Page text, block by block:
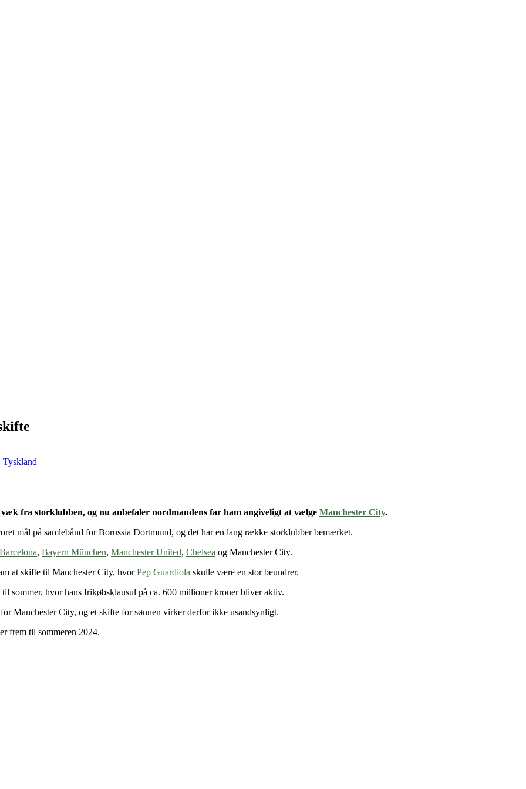
Tyskland
fra storklubben, og nu anbefaler nordmandens far ham angiveligt at vælge Manchester City.
mål på samlebånd for Borussia Dortmund, og det har en lang række storklubber bemærket.
, Bayern München, Manchester United, Chelsea og Manchester City.
at skifte til Manchester City, hvorPep Guardiola skulle være en stor beundrer.
sommer, hvor hans frikøbsklausul på ca. 600 millioner kroner bliver aktiv.
Manchester City, og et skifte for sønnen virker derfor ikke usandsynligt.
frem til sommeren 2024.